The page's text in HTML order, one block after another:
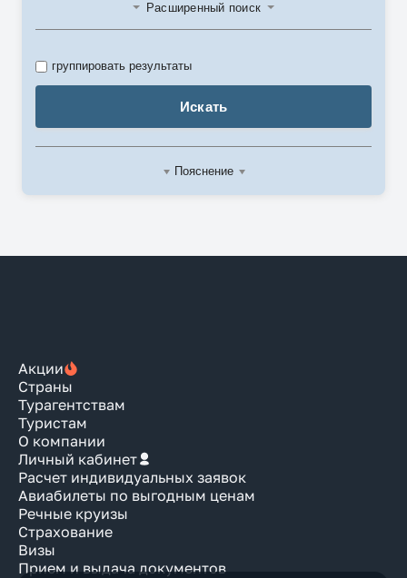
Расширенный поиск
Искать
группировать результаты
Пояснение
Акции
Страны
Турагентствам
Туристам
О компании
Личный кабинет
Расчет индивидуальных заявок
Авиабилеты по выгодным ценам
Речные круизы
Страхование
Визы
Прием и выдача документов